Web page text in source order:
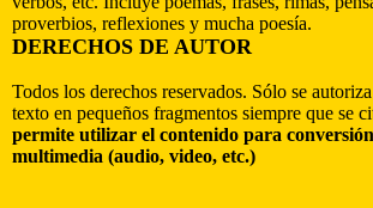
proverbios, reflexiones y mucha poesía.
DERECHOS DE AUTOR
Todos los derechos reservados. Sólo se
texto en pequeños fragmentos siempre que se
permite utilizar el contenido para
multimedia (audio, video, etc.)